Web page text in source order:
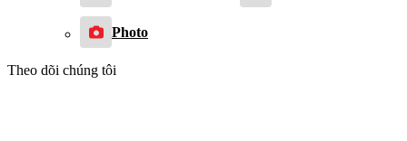
Photo
Theo dõi chúng tôi